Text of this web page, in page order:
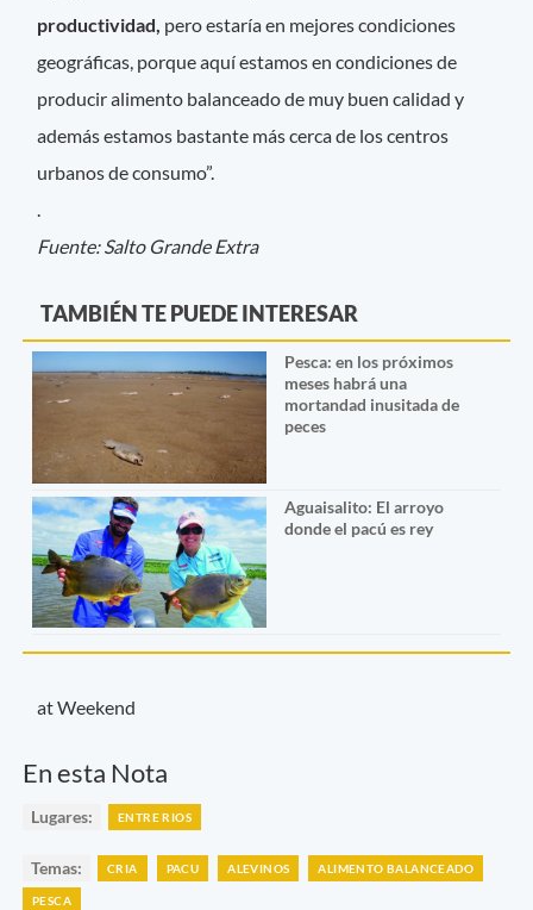
productividad, pero estaría en mejores condiciones
geográficas, porque aquí estamos en condiciones de
producir alimento balanceado de muy buen calidad y
además estamos bastante más cerca de los centros
urbanos de consumo”.
Fuente: Salto Grande Extra
TAMBIÉN TE PUEDE INTERESAR
Pesca: en los próximos
meses habrá una
mortandad inusitada de
peces
Aguaisalito: El arroyo
donde el pacú es rey
at Weekend
En esta Nota
Lugares: ENTRE RIOS
Temas: CRIA PACU ALEVINOS ALIMENTO BALANCEADO
PESCA